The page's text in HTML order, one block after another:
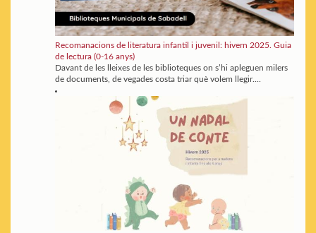
Recomanacions de literatura infantil i juvenil: hivern 2025. Guia
de lectura (0-16 anys)
Davant de les lleixes de les biblioteques on s’hi apleguen milers
de documents, de vegades costa triar què volem llegir....